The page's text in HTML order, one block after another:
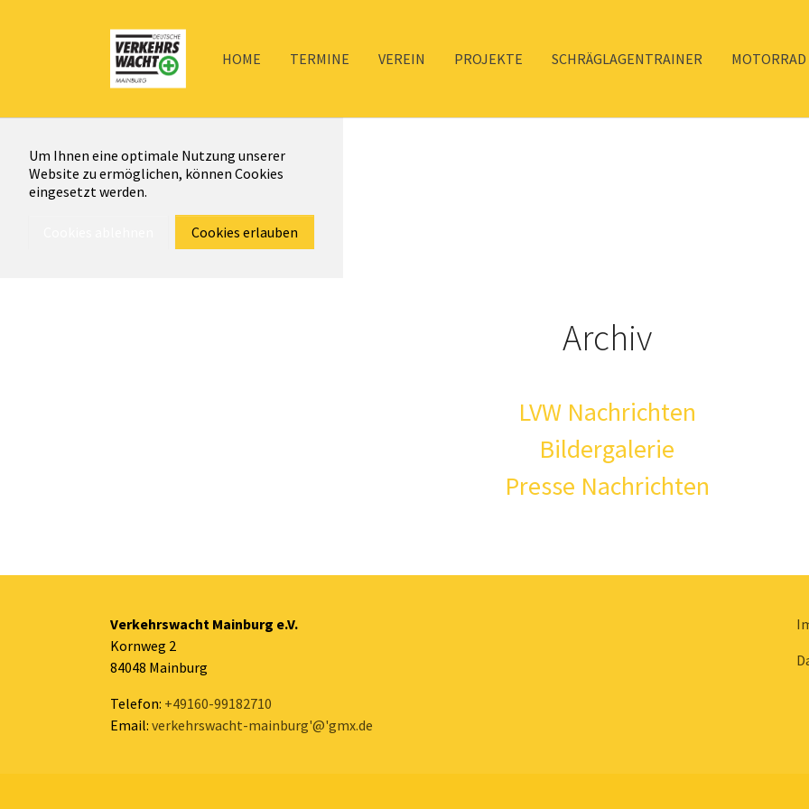
Um Ihnen eine optimale Nutzung unserer
Website zu ermöglichen, können Cookies
eingesetzt werden.
Cookies erlauben
HOME TERMINE VEREIN PROJEKTE SCHRÄGLAGENTRAINER
Archiv
LVW Nachrichten
Bildergalerie
Presse Nachrichten
Verkehrswacht Mainburg e.V.
Kornweg 2
84048 Mainburg
Telefon: +49160-99182710
Email: verkehrswacht-mainburg'@'gmx.de